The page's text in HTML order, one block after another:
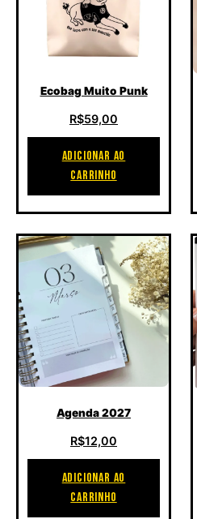
Ecobag Muito Punk
R$59,00
ADICIONAR AO
CARRINHO
Agenda 2027
R$12,00
ADICIONAR AO
CARRINHO